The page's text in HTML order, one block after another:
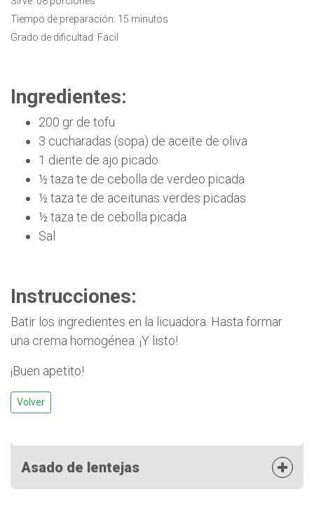
Tiempo de preparación: 15 minutos
Grado de dificultad: Facil
Ingredientes:
200 gr de tofu
3 cucharadas (sopa) de aceite de oliva
1 diente de ajo picado
½ taza te de cebolla de verdeo picada
½ taza te de aceitunas verdes picadas
½ taza te de cebolla picada
Sal
Instrucciones:
Batir los ingredientes en la licuadora. Hasta formar
una crema homogénea. ¡Y listo!
¡Buen apetito!
Volver
Asado de lentejas